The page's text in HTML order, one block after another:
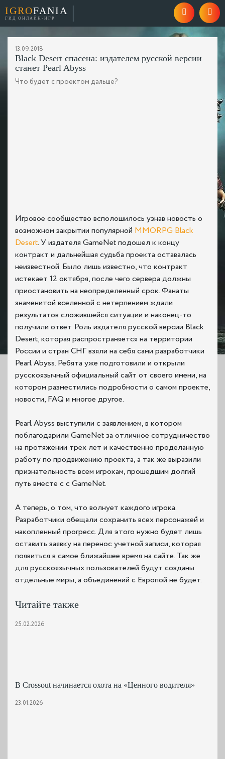
IGROFANIA
ГИД ОНЛАЙН-ИГР
13.09.2018
Black Desert спасена: издателем русской версии
станет Pearl Abyss
Что будет с проектом дальше?
Игровое сообщество всполошилось узнав новость о
возможном закрытии популярной MMORPG Black
Desert. У издателя GameNet подошел к концу
контракт и дальнейшая судьба проекта оставалась
неизвестной. Было лишь известно, что контракт
истекает 12 октября, после чего сервера должны
приостановить на неопределенный срок. Фанаты
знаменитой вселенной с нетерпением ждали
результатов сложившейся ситуации и наконец-то
получили ответ. Роль издателя русской версии Black
Desert, которая распространяется на территории
России и стран СНГ взяли на себя сами разработчики
Pearl Abyss. Ребята уже подготовили и открыли
русскоязычный официальный сайт от своего имени, на
котором разместились подробности о самом проекте,
новости, FAQ и многое другое.
Pearl Abyss выступили с заявлением, в котором
поблагодарили GameNet за отличное сотрудничество
на протяжении трех лет и качественно проделанную
работу по продвижению проекта, а так же выразили
признательность всем игрокам, прошедшим долгий
путь вместе с с GameNet.
А теперь, о том, что волнует каждого игрока.
Разработчики обещали сохранить всех персонажей и
накопленный прогресс. Для этого нужно будет лишь
оставить заявку на перенос учетной записи, которая
появиться в самое ближайшее время на сайте. Так же
для русскоязычных пользователей будут созданы
отдельные миры, а объединений с Европой не будет.
Читайте также
25.02.2026
В Crossout начинается охота на «Ценного водителя»
23.01.2026